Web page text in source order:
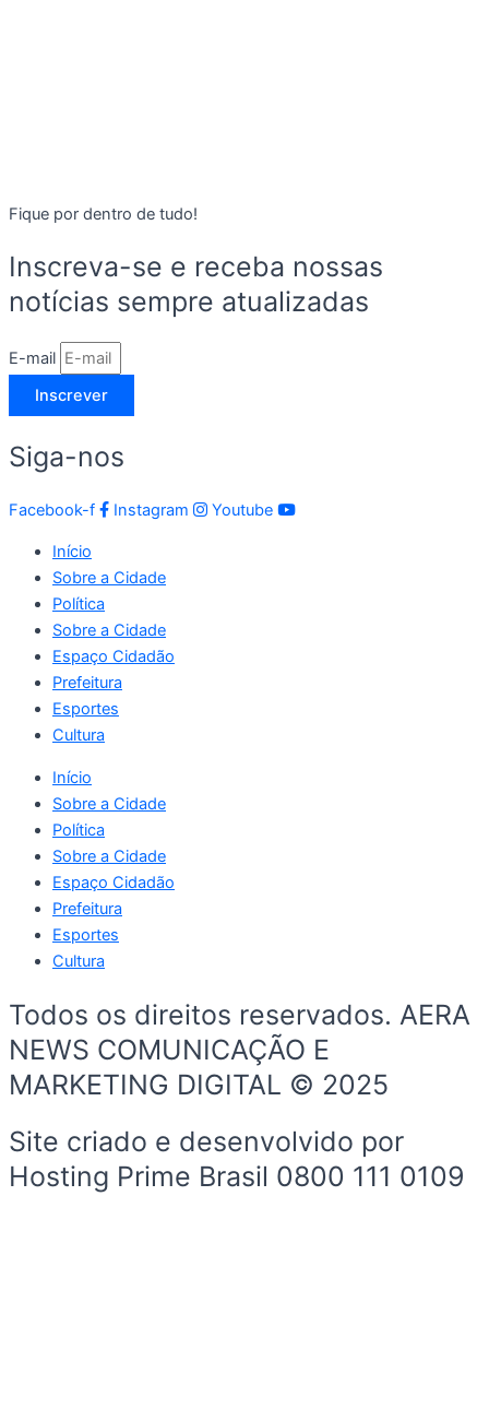
Fique por dentro de tudo!
Inscreva-se e receba nossas
notícias sempre atualizadas
E-mail
Inscrever
Siga-nos
Facebook-f Instagram Youtube
Início
Sobre a Cidade
Política
Sobre a Cidade
Espaço Cidadão
Prefeitura
Esportes
Cultura
Início
Sobre a Cidade
Política
Sobre a Cidade
Espaço Cidadão
Prefeitura
Esportes
Cultura
Todos os direitos reservados. AERA
NEWS COMUNICAÇÃO E
MARKETING DIGITAL © 2025
Site criado e desenvolvido por
Hosting Prime Brasil 0800 111 0109